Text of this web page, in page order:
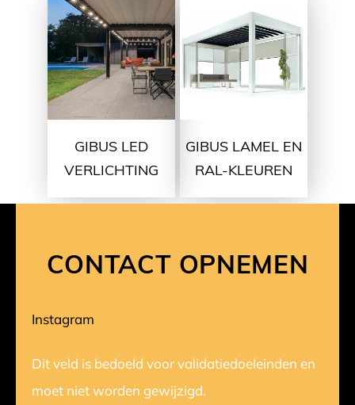
GIBUS LED
VERLICHTING
GIBUS LAMEL EN
RAL-KLEUREN
CONTACT OPNEMEN
Instagram
Dit veld is bedoeld voor validatiedoeleinden en
moet niet worden gewijzigd.